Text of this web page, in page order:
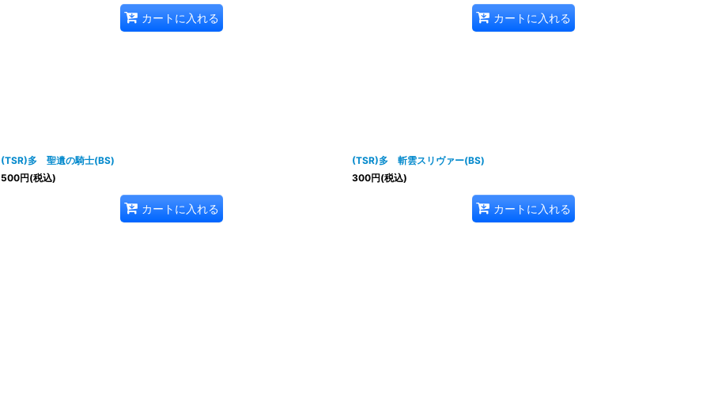
カートに入れる カートに入れる
(TSR)多 聖遺の騎士(BS)
500円(税込)
カートに入れる
(TSR)多 斬雲スリヴァー(BS)
300円(税込)
カートに入れる